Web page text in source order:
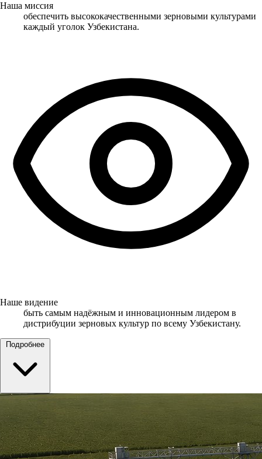
Наша миссия
обеспечить высококачественными зерновыми культурами
каждый уголок Узбекистана.
Наше видение
быть самым надёжным и инновационным лидером в
дистрибуции зерновых культур по всему Узбекистану.